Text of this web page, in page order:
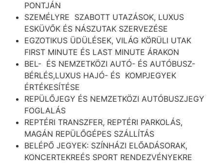
PONTJÁN
SZEMÉLYRE SZABOTT UTAZÁSOK, LUXUS
ESKÜVŐK ÉS NÁSZUTAK SZERVEZÉSE
EGZOTIKUS ÜDÜLÉSEK, VILÁG KÖRÜLI UTAK
FIRST MINUTE ÉS LAST MINUTE ÁRAKON
BEL- ÉS NEMZETKÖZI AUTÓ- ÉS AUTÓBUSZ-
BÉRLÉS,LUXUS HAJÓ- ÉS KOMPJEGYEK
ÉRTÉKESÍTÉSE
REPÜLŐJEGY ÉS NEMZETKÖZI AUTÓBUSZJEGY
FOGLALÁS
REPTÉRI TRANSZFER, REPTÉRI PARKOLÁS,
MAGÁN REPÜLŐGÉPES SZÁLLÍTÁS
BELÉPŐ JEGYEK: SZÍNHÁZI ELŐADÁSORAK,
KONCERTEKREÉS SPORT RENDEZVÉNYEKRE